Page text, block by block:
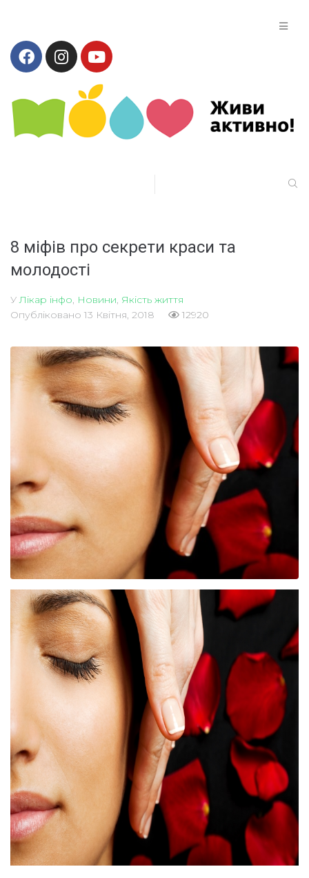
8 міфів про секрети краси та
молодості
У Лікар інфо Новини Якість життя
Опубліковано 13 Квітня, 2018 12920